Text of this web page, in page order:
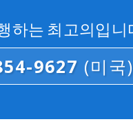
하는 최고의입니
9627 (미국)